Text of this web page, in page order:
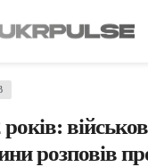
розповів